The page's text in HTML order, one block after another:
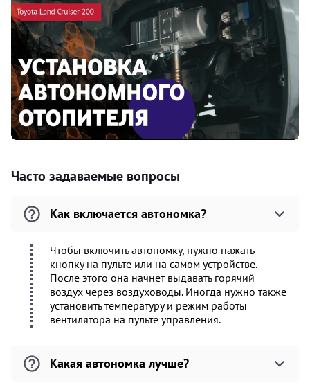
Часто задаваемые вопросы
Как включается автономка?
Чтобы включить автономку, нужно нажать
кнопку на пульте или на самом устройстве.
После этого она начнет выдавать горячий
воздух через воздуховоды. Иногда нужно также
установить температуру и режим работы
вентилятора на пульте управления.
Какая автономка лучше?